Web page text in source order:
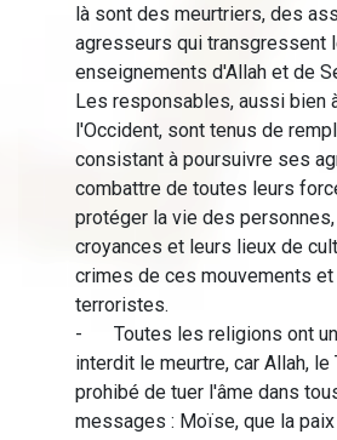
là sont des meurtriers, des
agresseurs qui transgressent
enseignements d'Allah et de
Les responsables, aussi bien
l'Occident, sont tenus de
consistant à poursuivre ses
combattre de toutes leurs
protéger la vie des
croyances et leurs lieux de
crimes de ces mouvements
terroristes.
-
Toutes les religions ont
interdit le meurtre, car Allah, le
prohibé de tuer l'âme dans
messages : Moïse, que la